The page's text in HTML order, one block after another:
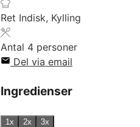
Ret Indisk, Kylling
Antal 4 personer
Del via email
Ingredienser
1x 2x 3x